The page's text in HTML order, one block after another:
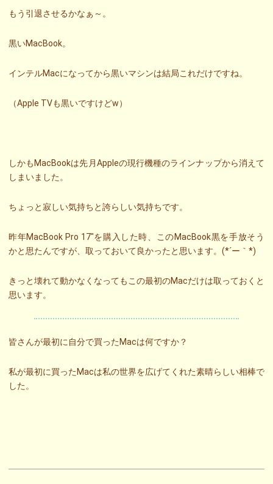
もう引退させるかなぁ～。
黒いMacBook。
インテルMacになってから黒いマシンは結局これだけですね。
（Apple TVも黒いですけどw）
しかもMacBookは先月Appleの現行機種のラインナップから消えて
しまいました。
ちょっと寂しい気持ちと誇らしい気持ちです。
昨年MacBook Pro 17″を購入した時、このMacBook黒を手放そう
かと思たんですが、取っておいて良かったと思います。(*´ー｀*)
きっと壊れて動かなくなってもこの最初のMacだけは取っておくと
思います。
皆さんが最初に自分で買ったMacは何ですか？
私が最初に買ったMacは私の世界を広げてくれた素晴らしい相棒で
した。